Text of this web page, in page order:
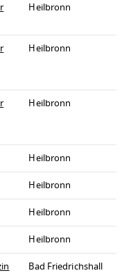
Heilbronn
Heilbronn
Heilbronn
Heilbronn
Heilbronn
Heilbronn
Heilbronn
Bad Friedrichshall